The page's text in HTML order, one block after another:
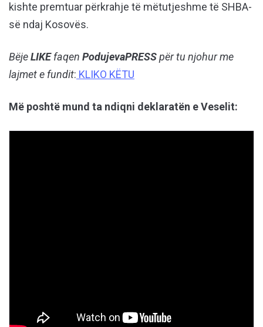
kishte premtuar përkrahje të mëtutjeshme të SHBA-
së ndaj Kosovës.
BëjeLIKEfaqen PodujevaPRESSpër tu njohur me
lajmet e fundit: KLIKO KËTU
Më poshtë mund ta ndiqni deklaratën e Veselit: